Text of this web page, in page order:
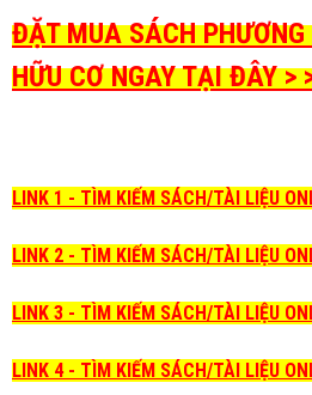
ĐẶT MUA SÁCH
HỮU CƠ NGAY TẠI ĐÂY >
LINK 1 - TÌM KIẾM SÁCH/TÀI LIỆU
LINK 2 - TÌM KIẾM SÁCH/TÀI LIỆU
LINK 3 - TÌM KIẾM SÁCH/TÀI LIỆU
LINK 4 - TÌM KIẾM SÁCH/TÀI LIỆU